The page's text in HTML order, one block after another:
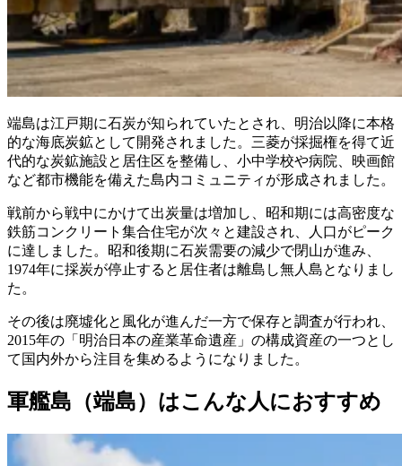
端島は江戸期に石炭が知られていたとされ、明治以降に本格
的な海底炭鉱として開発されました。三菱が採掘権を得て近
代的な炭鉱施設と居住区を整備し、小中学校や病院、映画館
など都市機能を備えた島内コミュニティが形成されました。
戦前から戦中にかけて出炭量は増加し、昭和期には高密度な
鉄筋コンクリート集合住宅が次々と建設され、人口がピーク
に達しました。昭和後期に石炭需要の減少で閉山が進み、
1974年に採炭が停止すると居住者は離島し無人島となりまし
た。
その後は廃墟化と風化が進んだ一方で保存と調査が行われ、
2015年の「明治日本の産業革命遺産」の構成資産の一つとし
て国内外から注目を集めるようになりました。
軍艦島（端島）はこんな人におすすめ